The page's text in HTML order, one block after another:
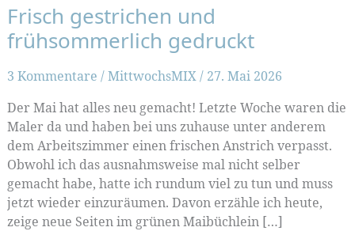
Frisch gestrichen und
frühsommerlich gedruckt
3 Kommentare /MittwochsMIX/ 27. Mai 2026
Der Mai hat alles neu gemacht! Letzte Woche waren die
Maler da und haben bei uns zuhause unter anderem
dem Arbeitszimmer einen frischen Anstrich verpasst.
Obwohl ich das ausnahmsweise mal nicht selber
gemacht habe, hatte ich rundum viel zu tun und muss
jetzt wieder einzuräumen. Davon erzähle ich heute,
zeige neue Seiten im grünen Maibüchlein […]